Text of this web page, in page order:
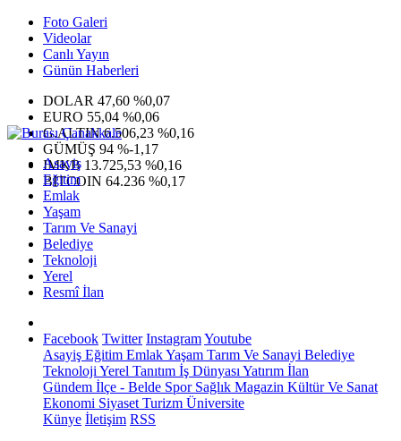
Foto Galeri
Videolar
Canlı Yayın
Günün Haberleri
DOLAR 47,60 %0,07
EURO 55,04 %0,06
G.ALTIN6.506,23 %0,16
GÜMÜŞ 94 %-1,17
IMKB 13.725,53 %0,16
BITCOIN 64.236 %0,17
Asayiş
Eğitim
Emlak
Yaşam
Tarım Ve Sanayi
Belediye
Teknoloji
Yerel
Resmî İlan
Facebook Twitter InstagramYoutube
Asayiş Eğitim EmlakYaşam Tarım Ve Sanayi Belediye
Teknoloji Yerel Tanıtım İş Dünyası Yatırım İlan
Gündem İlçe - Belde SporSağlık Magazin Kültür Ve Sanat
Ekonomi Siyaset Turizm Üniversite
Künye İletişim RSS